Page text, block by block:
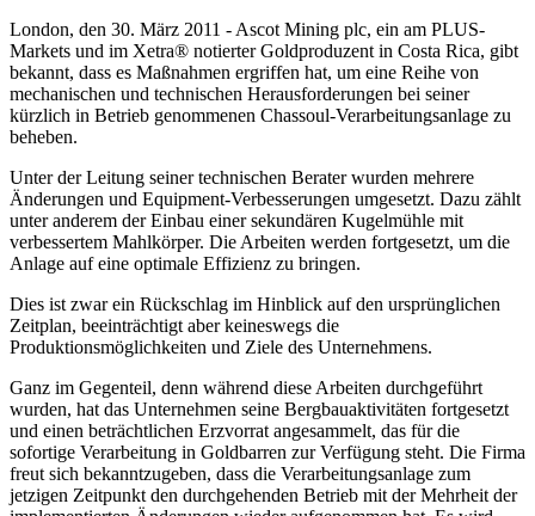
London, den 30. März 2011 - Ascot Mining plc, ein am PLUS-
Markets und im Xetra® notierter Goldproduzent in Costa Rica, gibt
bekannt, dass es Maßnahmen ergriffen hat, um eine Reihe von
mechanischen und technischen Herausforderungen bei seiner
kürzlich in Betrieb genommenen Chassoul-Verarbeitungsanlage zu
beheben.
Unter der Leitung seiner technischen Berater wurden mehrere
Änderungen und Equipment-Verbesserungen umgesetzt. Dazu zählt
unter anderem der Einbau einer sekundären Kugelmühle mit
verbessertem Mahlkörper. Die Arbeiten werden fortgesetzt, um die
Anlage auf eine optimale Effizienz zu bringen.
Dies ist zwar ein Rückschlag im Hinblick auf den ursprünglichen
Zeitplan, beeinträchtigt aber keineswegs die
Produktionsmöglichkeiten und Ziele des Unternehmens.
Ganz im Gegenteil, denn während diese Arbeiten durchgeführt
wurden, hat das Unternehmen seine Bergbauaktivitäten fortgesetzt
und einen beträchtlichen Erzvorrat angesammelt, das für die
sofortige Verarbeitung in Goldbarren zur Verfügung steht. Die Firma
freut sich bekanntzugeben, dass die Verarbeitungsanlage zum
jetzigen Zeitpunkt den durchgehenden Betrieb mit der Mehrheit der